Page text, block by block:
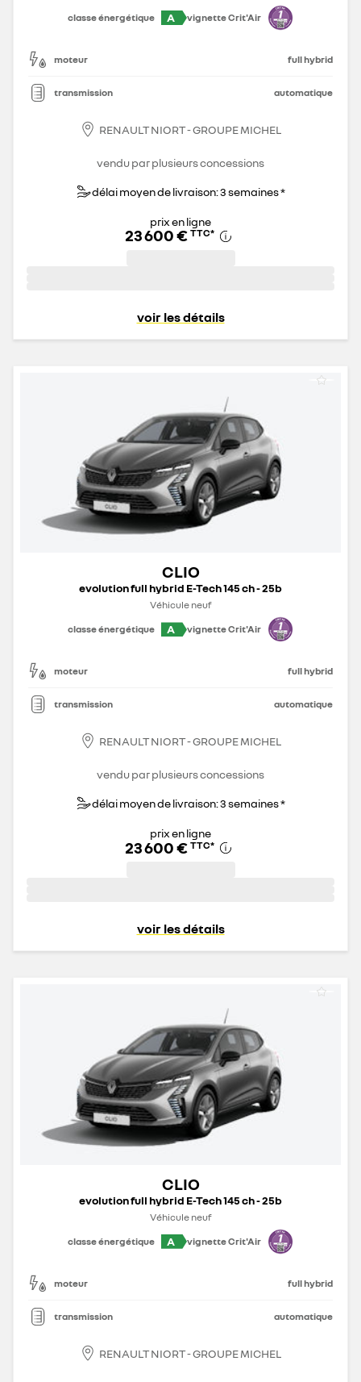
classe énergétique
A vignette Crit'Air
moteur full hybrid
transmission automatique
RENAULT NIORT - GROUPE MICHEL
vendu par plusieurs concessions
délai moyen de livraison: 3 semaines *
prix en ligne
23 600 € TTC*
voir les détails
CLIO
evolution full hybrid E-Tech 145 ch - 25b
Véhicule neuf
classe énergétique
A vignette Crit'Air
moteur full hybrid
transmission automatique
RENAULT NIORT - GROUPE MICHEL
vendu par plusieurs concessions
délai moyen de livraison: 3 semaines *
prix en ligne
23 600 € TTC*
voir les détails
CLIO
evolution full hybrid E-Tech 145 ch - 25b
Véhicule neuf
classe énergétique
A vignette Crit'Air
moteur full hybrid
transmission automatique
RENAULT NIORT - GROUPE MICHEL